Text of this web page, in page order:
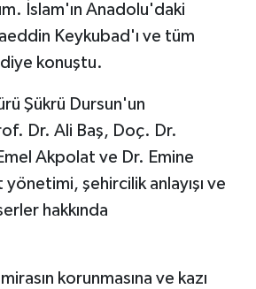
İslam'ın Anadolu'daki
Keykubad'ı ve tüm
konuştu.
Şükrü Dursun'un
Dr. Ali Baş, Doç. Dr.
Akpolat ve Dr. Emine
şehircilik anlayışı ve
hakkında
korunmasına ve kazı